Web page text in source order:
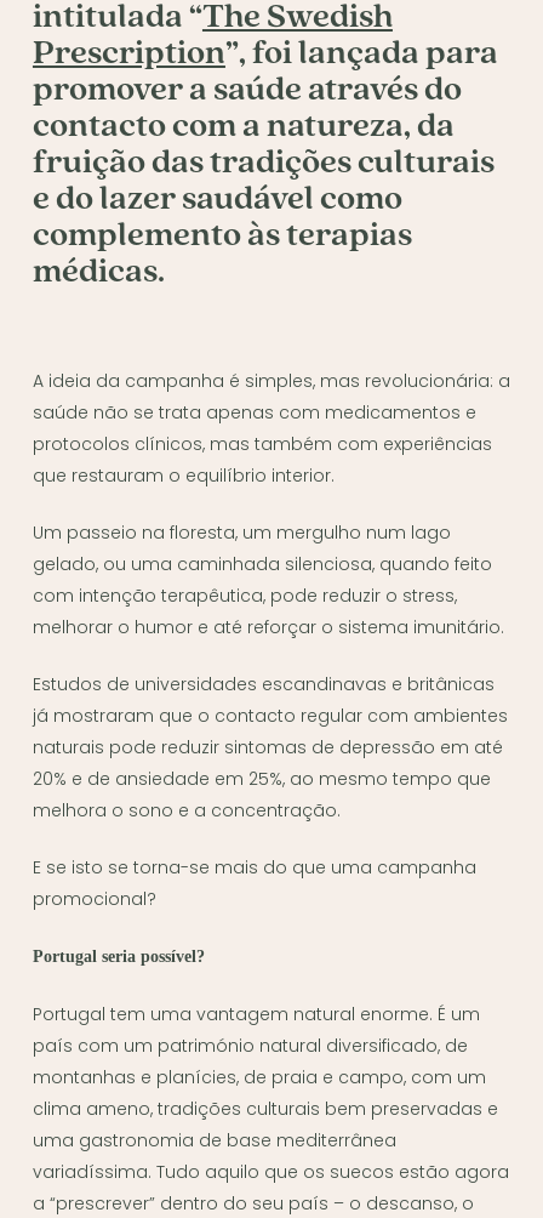
intitulada “The Swedish
Prescription”, foi lançada para
promover a saúde através do
contacto com a natureza, da
fruição das tradições culturais
e do lazer saudável como
complemento às terapias
médicas.
A ideia da campanha é simples, mas revolucionária: a
saúde não se trata apenas com medicamentos e
protocolos clínicos, mas também com experiências
que restauram o equilíbrio interior.
Um passeio na floresta, um mergulho num lago
gelado, ou uma caminhada silenciosa, quando feito
com intenção terapêutica, pode reduzir o stress,
melhorar o humor e até reforçar o sistema imunitário.
Estudos de universidades escandinavas e britânicas
já mostraram que o contacto regular com ambientes
naturais pode reduzir sintomas de depressão em até
20% e de ansiedade em 25%, ao mesmo tempo que
melhora o sono e a concentração.
E se isto se torna-se mais do que uma campanha
promocional?
Portugal seria possível?
Portugal tem uma vantagem natural enorme. É um
país com um património natural diversificado, de
montanhas e planícies, de praia e campo, com um
clima ameno, tradições culturais bem preservadas e
uma gastronomia de base mediterrânea
variadíssima. Tudo aquilo que os suecos estão agora
a “prescrever” dentro do seu país – o descanso, o